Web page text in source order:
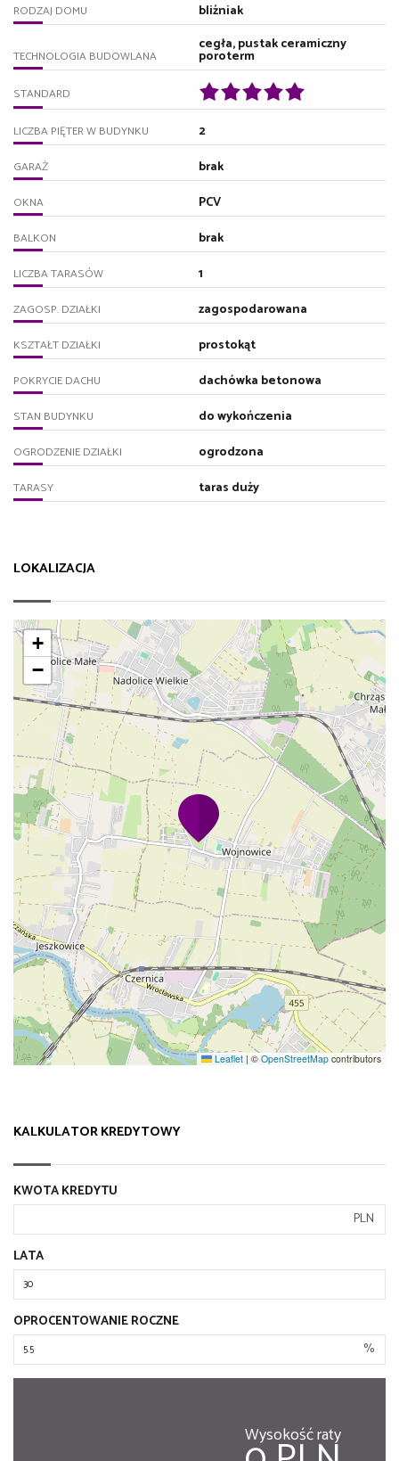
RODZAJ DOMU bliźniak
TECHNOLOGIA BUDOWLANA
cegła, pustak ceramiczny
poroterm
STANDARD
LICZBA PIĘTER W BUDYNKU 2
GARAŻ brak
OKNA PCV
BALKON brak
LICZBA TARASÓW 1
ZAGOSP. DZIAŁKI zagospodarowana
KSZTAŁT DZIAŁKI prostokąt
POKRYCIE DACHU dachówka betonowa
STAN BUDYNKU do wykończenia
OGRODZENIE DZIAŁKI ogrodzona
TARASY taras duży
LOKALIZACJA
+
−
Leaflet | ©OpenStreetMapcontributors
KALKULATOR KREDYTOWY
KWOTA KREDYTU
PLN
LATA
OPROCENTOWANIE ROCZNE
%
Wysokość raty